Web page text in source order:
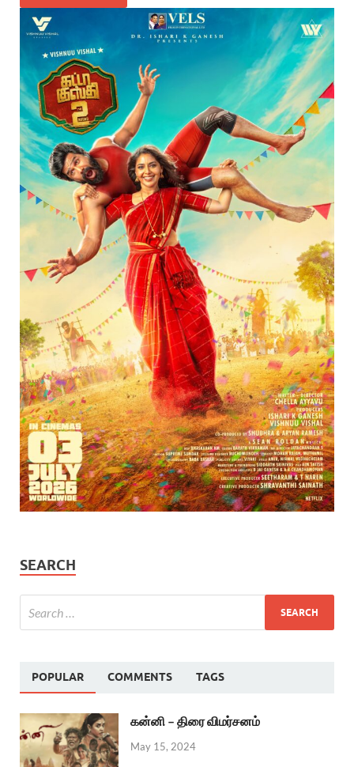
SEARCH
POPULAR COMMENTS TAGS
கன்னி – திரை விமர்சனம்
May 15, 2024